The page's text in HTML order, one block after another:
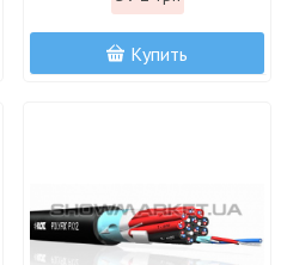
Купить